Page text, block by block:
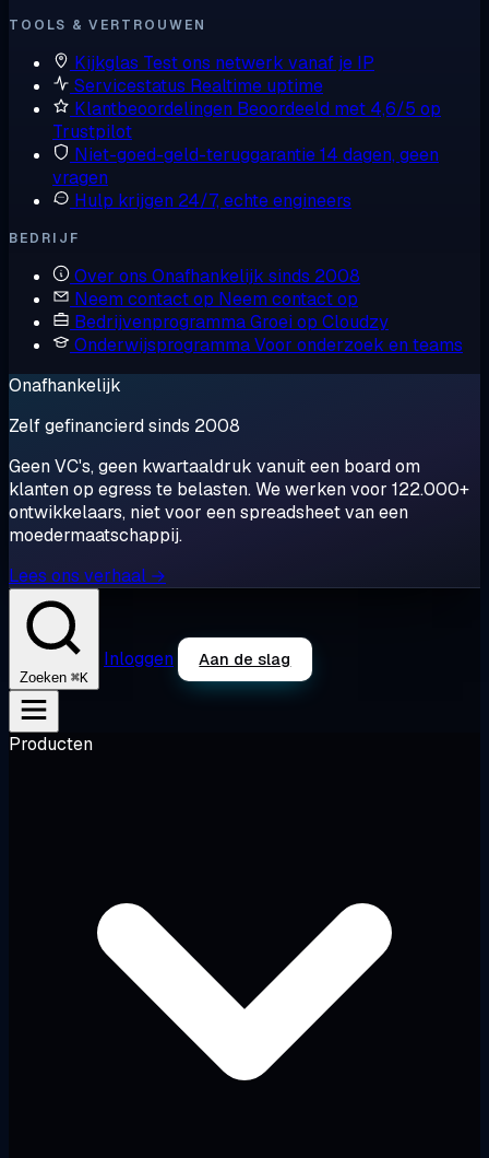
TOOLS & VERTROUWEN
Kijkglas Test ons netwerk vanaf je IP
Servicestatus Realtime uptime
Klantbeoordelingen Beoordeeld met 4,6/5 op
Trustpilot
Niet-goed-geld-teruggarantie14 dagen, geen
vragen
Hulp krijgen 24/7, echte engineers
BEDRIJF
Over ons Onafhankelijk sinds 2008
Neem contact op Neem contact op
BedrijvenprogrammaGroei op Cloudzy
OnderwijsprogrammaVoor onderzoek en teams
Onafhankelijk
Zelf gefinancierd sinds 2008
Geen VC's, geen kwartaaldruk vanuit een board om
klanten op egress te belasten. We werken voor 122.000+
ontwikkelaars, niet voor een spreadsheet van een
moedermaatschappij.
Lees ons verhaal →
Zoeken ⌘K
Inloggen Aan de slag
Producten